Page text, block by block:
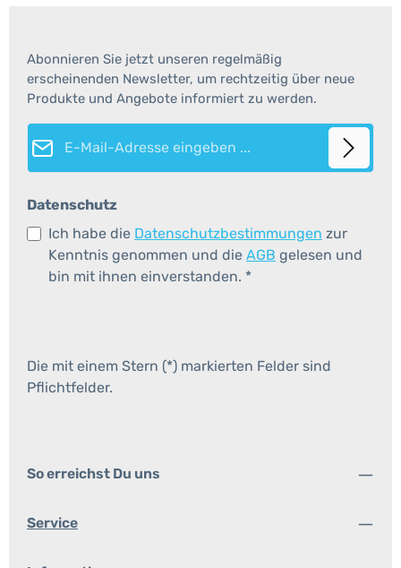
Abonnieren Sie jetzt unseren regelmäßig
erscheinenden Newsletter, um rechtzeitig über neue
Produkte und Angebote informiert zu werden.
E-Mail-Adresse*
Datenschutz
Ich habe die Datenschutzbestimmungen zur
Kenntnis genommen und die AGB gelesen und
bin mit ihnen einverstanden. *
Die mit einem Stern (*) markierten Felder sind
Pflichtfelder.
So erreichst Du uns
Service